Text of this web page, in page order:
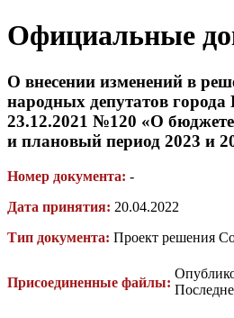
Официальные
О внесении изменений в
народных депутатов
23.12.2021 №120 «О бюджете
и плановый период 2023 и
Номер документа: -
Дата принятия: 20.04.2022
Тип документа: Проект решения
Присоединенные файлы: